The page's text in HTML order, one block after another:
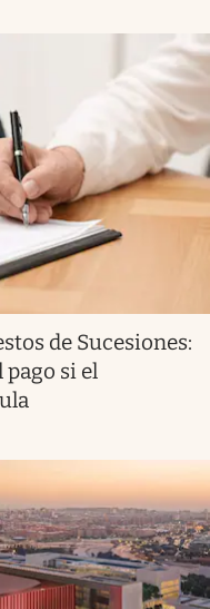
de Sucesiones:
si el